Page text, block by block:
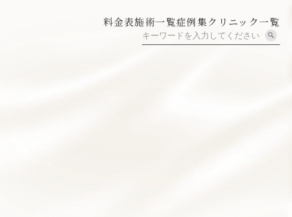
料金表施術一覧症例集クリニック一覧